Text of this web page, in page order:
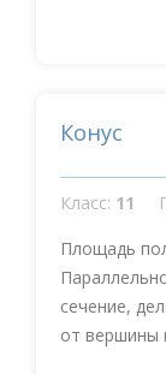
Конус
Класс: 11
Площадь
сечение,
от вершины